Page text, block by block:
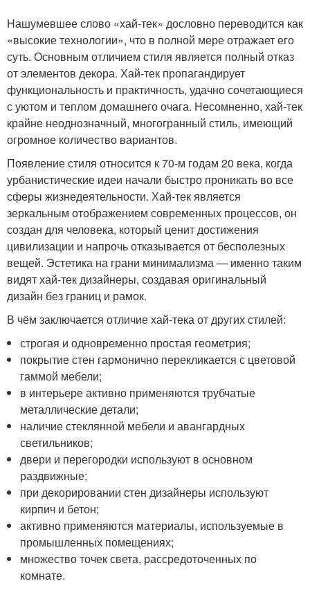
Нашумевшее слово «хай-тек» дословно переводится как
«высокие технологии», что в полной мере отражает его
суть. Основным отличием стиля является полный отказ
от элементов декора. Хай-тек пропагандирует
функциональность и практичность, удачно сочетающиеся
с уютом и теплом домашнего очага. Несомненно, хай-тек
крайне неоднозначный, многогранный стиль, имеющий
огромное количество вариантов.
Появление стиля относится к 70-м годам 20 века, когда
урбанистические идеи начали быстро проникать во все
сферы жизнедеятельности. Хай-тек является
зеркальным отображением современных процессов, он
создан для человека, который ценит достижения
цивилизации и напрочь отказывается от бесполезных
вещей. Эстетика на грани минимализма — именно таким
видят хай-тек дизайнеры, создавая оригинальный
дизайн без границ и рамок.
В чём заключается отличие хай-тека от других стилей:
строгая и одновременно простая геометрия;
покрытие стен гармонично перекликается с цветовой
гаммой мебели;
в интерьере активно применяются трубчатые
металлические детали;
наличие стеклянной мебели и авангардных
светильников;
двери и перегородки используют в основном
раздвижные;
при декорировании стен дизайнеры используют
кирпич и бетон;
активно применяются материалы, используемые в
промышленных помещениях;
множество точек света, рассредоточенных по
комнате.